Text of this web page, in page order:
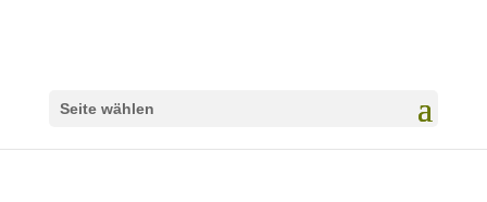
Seite wählen